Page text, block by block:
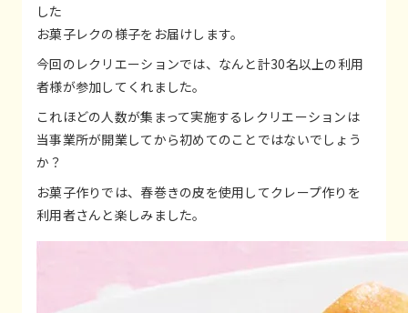
した
お菓子レクの様子をお届けします。
今回のレクリエーションでは、なんと計30名以上の利用
者様が参加してくれました。
これほどの人数が集まって実施するレクリエーションは
当事業所が開業してから初めてのことではないでしょう
か？
お菓子作りでは、春巻きの皮を使用してクレープ作りを
利用者さんと楽しみました。